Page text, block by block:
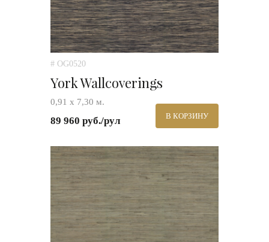
# OG0520
York Wallcoverings
0,91 х 7,30 м.
89 960 руб./рул В КОРЗИНУ